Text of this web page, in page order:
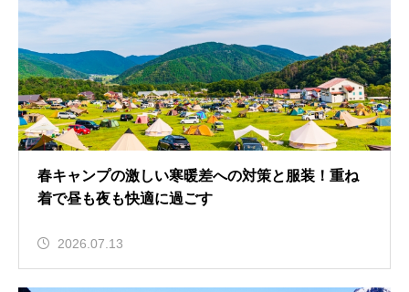
春キャンプの激しい寒暖差への対策と服装！重ね
着で昼も夜も快適に過ごす
2026.07.13